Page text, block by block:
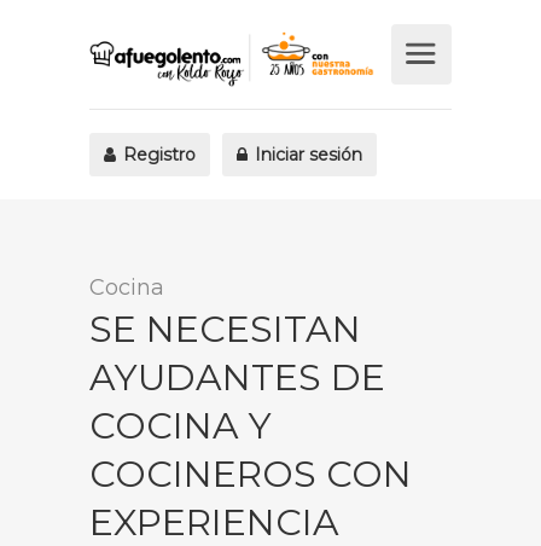
Registro Iniciar sesión
Cocina
SE NECESITAN
AYUDANTES DE
COCINA Y
COCINEROS CON
EXPERIENCIA